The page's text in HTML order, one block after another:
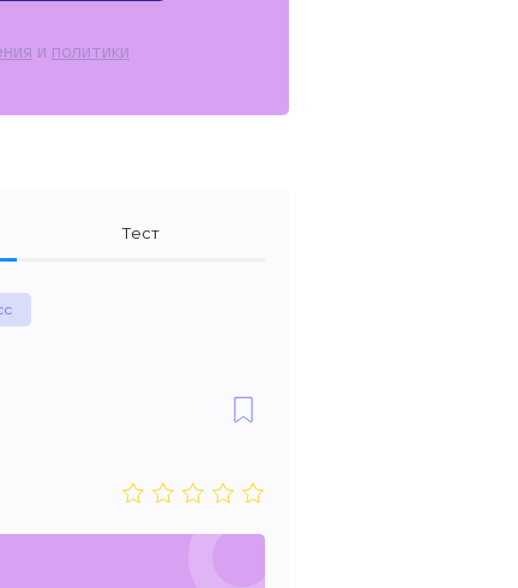
и политики
Тест